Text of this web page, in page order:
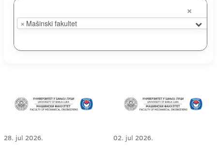
×
× Mašinski fakultet
28. jul 2026. 02. jul 2026.